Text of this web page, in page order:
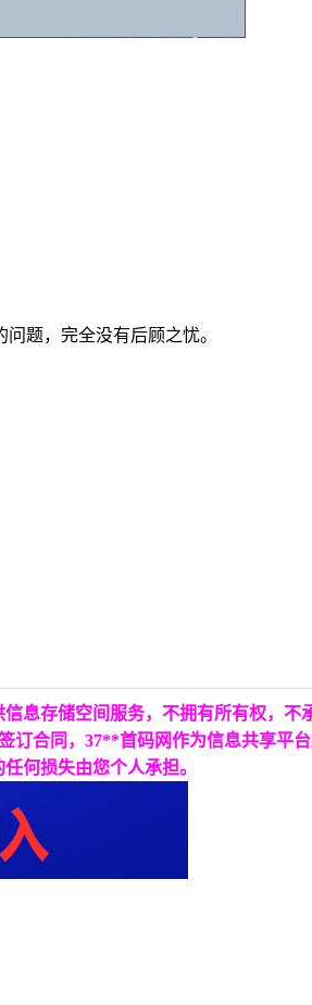
题，完全没有后顾之忧。
息存储空间服务，不拥有所有权，
订合同，37**首码网作为信息共享平
何损失由您个人承担。